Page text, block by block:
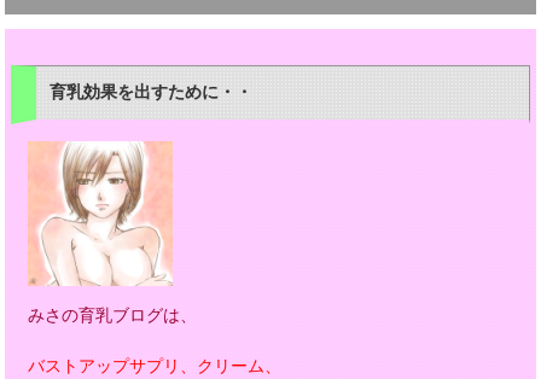
育乳効果を出すために・・
みさの育乳ブログは、
バストアップサプリ、クリーム、